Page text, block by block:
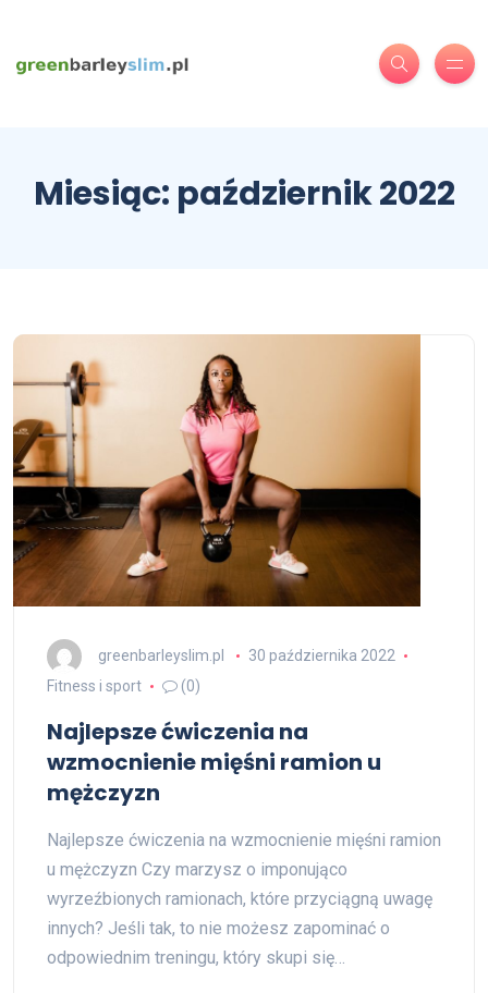
Miesiąc: październik 2022
greenbarleyslim.pl
30 października 2022
Fitness i sport
(0)
Najlepsze ćwiczenia na
wzmocnienie mięśni ramion u
mężczyzn
Najlepsze ćwiczenia na wzmocnienie mięśni ramion
u mężczyzn Czy marzysz o imponująco
wyrzeźbionych ramionach, które przyciągną uwagę
innych? Jeśli tak, to nie możesz zapominać o
odpowiednim treningu, który skupi się…